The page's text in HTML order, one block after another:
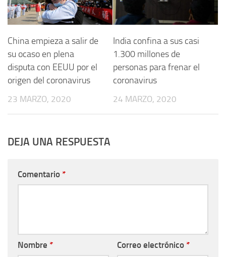
China empieza a salir de
su ocaso en plena
disputa con EEUU por el
origen del coronavirus
23 MARZO, 2020
India confina a sus casi
1.300 millones de
personas para frenar el
coronavirus
24 MARZO, 2020
DEJA UNA RESPUESTA
Comentario *
Nombre * Correo electrónico *